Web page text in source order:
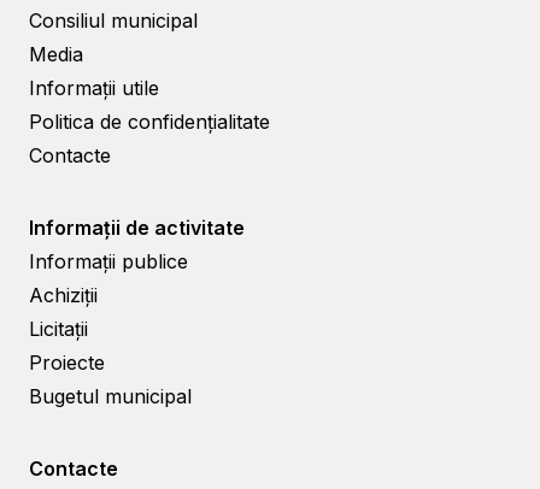
Consiliul municipal
Media
Informații utile
Politica de confidențialitate
Contacte
Informații de activitate
Informații publice
Achiziții
Licitații
Proiecte
Bugetul municipal
Contacte